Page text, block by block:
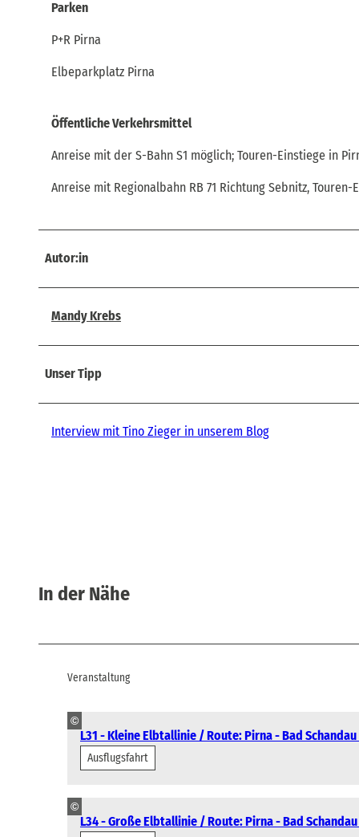
Parken
P+R Pirna
Elbeparkplatz Pirna
Öffentliche Verkehrsmittel
Anreise mit der S-Bahn S1 möglich; Touren-Einstiege in
Anreise mit Regionalbahn RB 71 Richtung Sebnitz,
Autor:in
Mandy Krebs
Unser Tipp
Interview mit Tino Zieger in unserem Blog
In der Nähe
Veranstaltung
©
L31 - Kleine Elbtallinie / Route: Pirna - Bad
Ausflugsfahrt
©
L34 - Große Elbtallinie / Route: Pirna - Bad